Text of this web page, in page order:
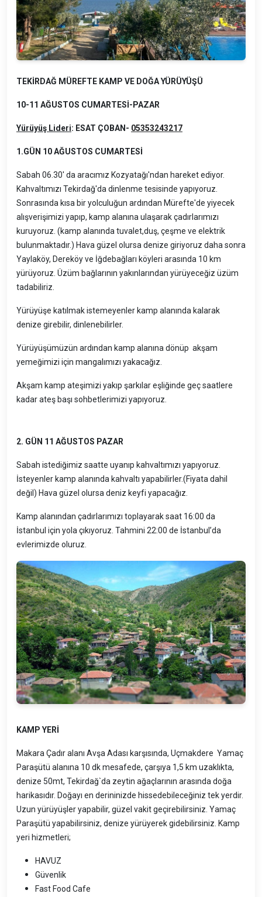
TEKİRDAĞ MÜREFTE KAMP VE DOĞA YÜRÜYÜŞÜ
10-11 AĞUSTOS CUMARTESİ-PAZAR
Yürüyüş Lideri: ESAT ÇOBAN- 05353243217
1.GÜN 10 AĞUSTOS CUMARTESİ
Sabah 06.30' da aracımız Kozyatağı'ndan hareket ediyor.
Kahvaltımızı Tekirdağ'da dinlenme tesisinde yapıyoruz.
Sonrasında kısa bir yolculuğun ardından Mürefte'de yiyecek
alışverişimizi yapıp, kamp alanına ulaşarak çadırlarımızı
kuruyoruz. (kamp alanında tuvalet,duş, çeşme ve elektrik
bulunmaktadır.) Hava güzel olursa denize giriyoruz daha sonra
Yaylaköy, Dereköy ve İğdebağları köyleri arasında 10 km
yürüyoruz. Üzüm bağlarının yakınlarından yürüyeceğiz üzüm
tadabiliriz.
Yürüyüşe katılmak istemeyenler kamp alanında kalarak
denize girebilir, dinlenebilirler.
Yürüyüşümüzün ardından kamp alanına dönüp akşam
yemeğimizi için mangalımızı yakacağız.
Akşam kamp ateşimizi yakıp şarkılar eşliğinde geç saatlere
kadar ateş başı sohbetlerimizi yapıyoruz.
2. GÜN 11 AĞUSTOS PAZAR
Sabah istediğimiz saatte uyanıp kahvaltımızı yapıyoruz.
İsteyenler kamp alanında kahvaltı yapabilirler.(Fiyata dahil
değil) Hava güzel olursa deniz keyfi yapacağız.
Kamp alanından çadırlarımızı toplayarak saat 16:00 da
İstanbul için yola çıkıyoruz. Tahmini 22:00 de İstanbul’da
evlerimizde oluruz.
KAMP YERİ
Makara Çadır alanı Avşa Adası karşısında, Uçmakdere Yamaç
Paraşütü alanına 10 dk mesafede, çarşıya 1,5 km uzaklıkta,
denize 50mt, Tekirdağ`da zeytin ağaçlarının arasında doğa
harikasıdır. Doğayı en derininizde hissedebileceğiniz tek yerdir.
Uzun yürüyüşler yapabilir, güzel vakit geçirebilirsiniz. Yamaç
Paraşütü yapabilirsiniz, denize yürüyerek gidebilirsiniz. Kamp
yeri hizmetleri;
HAVUZ
Güvenlik
Fast Food Cafe